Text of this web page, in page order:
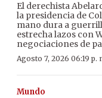
El derechista
la presidencia de
mano dura a
estrecha lazos con
negociaciones de
Agosto 7, 2026 06:19 p.
Mundo